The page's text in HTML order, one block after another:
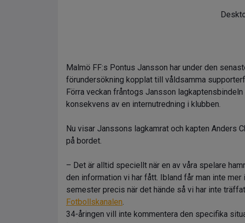
Malmö FF:s Pontus Jansson har under den
förundersökning kopplat till våldsamma
Förra veckan fråntogs Jansson
konsekvens av en internutredning i klubben.
Nu visar Janssons lagkamrat och kapten Anders
på bordet.
– Det är alltid speciellt när en av våra spelare
den information vi har fått. Ibland får man inte
semester precis när det hände så vi har inte
Fotbollskanalen.
34-åringen vill inte kommentera den specifika